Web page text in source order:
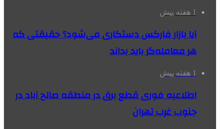
1 هفته پیش
آیا بازار فارکس دستکاری می‌شود؟ حقیقتی که
هر معامله‌گر باید بداند
1 هفته پیش
اطلاعیه فوری قطع برق در منطقه صالح آباد در
جنوب غرب تهران